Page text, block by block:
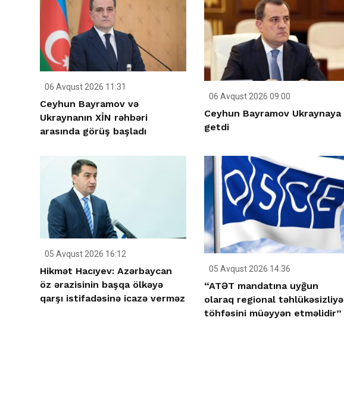
06 Avqust 2026 11:31
Ceyhun Bayramov və
Ukraynanın XİN rəhbəri
arasında görüş başladı
06 Avqust 2026 09:00
Ceyhun Bayramov Ukraynaya
getdi
05 Avqust 2026 16:12
Hikmət Hacıyev: Azərbaycan
öz ərazisinin başqa ölkəyə
qarşı istifadəsinə icazə verməz
05 Avqust 2026 14:36
“ATƏT mandatına uyğun
olaraq regional təhlükəsizliyə
töhfəsini müəyyən etməlidir”